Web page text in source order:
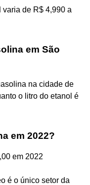
de R$ 4,990 a
em São
na cidade de
o litro do etanol é
em 2022?
em 2022
é o único setor da